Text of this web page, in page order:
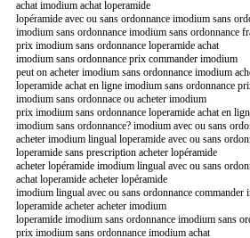
achat imodium achat loperamide
lopéramide avec ou sans ordonnance imodium sans
imodium sans ordonnance imodium sans ordonnance
prix imodium sans ordonnance loperamide achat
imodium sans ordonnance prix commander imodium
peut on acheter imodium sans ordonnance imodium
loperamide achat en ligne imodium sans ordonnance
imodium sans ordonnace ou acheter imodium
prix imodium sans ordonnance loperamide achat en
imodium sans ordonnance? imodium avec ou sans
acheter imodium lingual loperamide avec ou sans
loperamide sans prescription acheter lopéramide
acheter lopéramide imodium lingual avec ou sans
achat loperamide acheter lopéramide
imodium lingual avec ou sans ordonnance commander
loperamide acheter acheter imodium
loperamide imodium sans ordonnance imodium sans
prix imodium sans ordonnance imodium achat